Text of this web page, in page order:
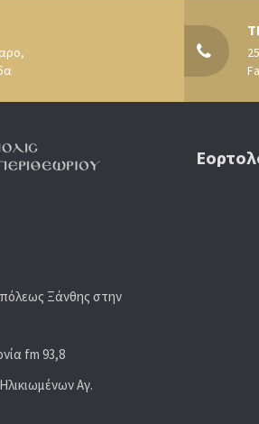
Ξάνθης στην
fm 93,8
Αγ.